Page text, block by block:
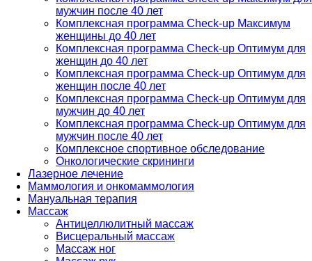
мужчин после 40 лет
Комплексная программа Check-up Максимум
женщины до 40 лет
Комплексная программа Check-up Оптимум для
женщин до 40 лет
Комплексная программа Check-up Оптимум для
женщин после 40 лет
Комплексная программа Check-up Оптимум для
мужчин до 40 лет
Комплексная программа Check-up Оптимум для
мужчин после 40 лет
Комплексное спортивное обследование
Онкологические скрининги
Лазерное лечение
Маммология и онкомаммология
Мануальная терапия
Массаж
Антицеллюлитный массаж
Висцеральный массаж
Массаж ног